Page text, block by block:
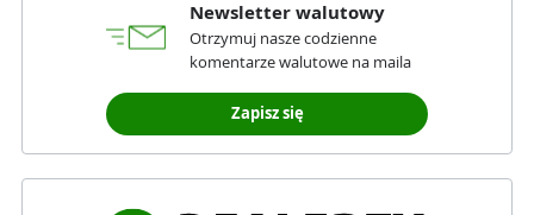
Newsletter walutowy
Otrzymuj nasze codzienne
komentarze walutowe na maila
Zapisz się